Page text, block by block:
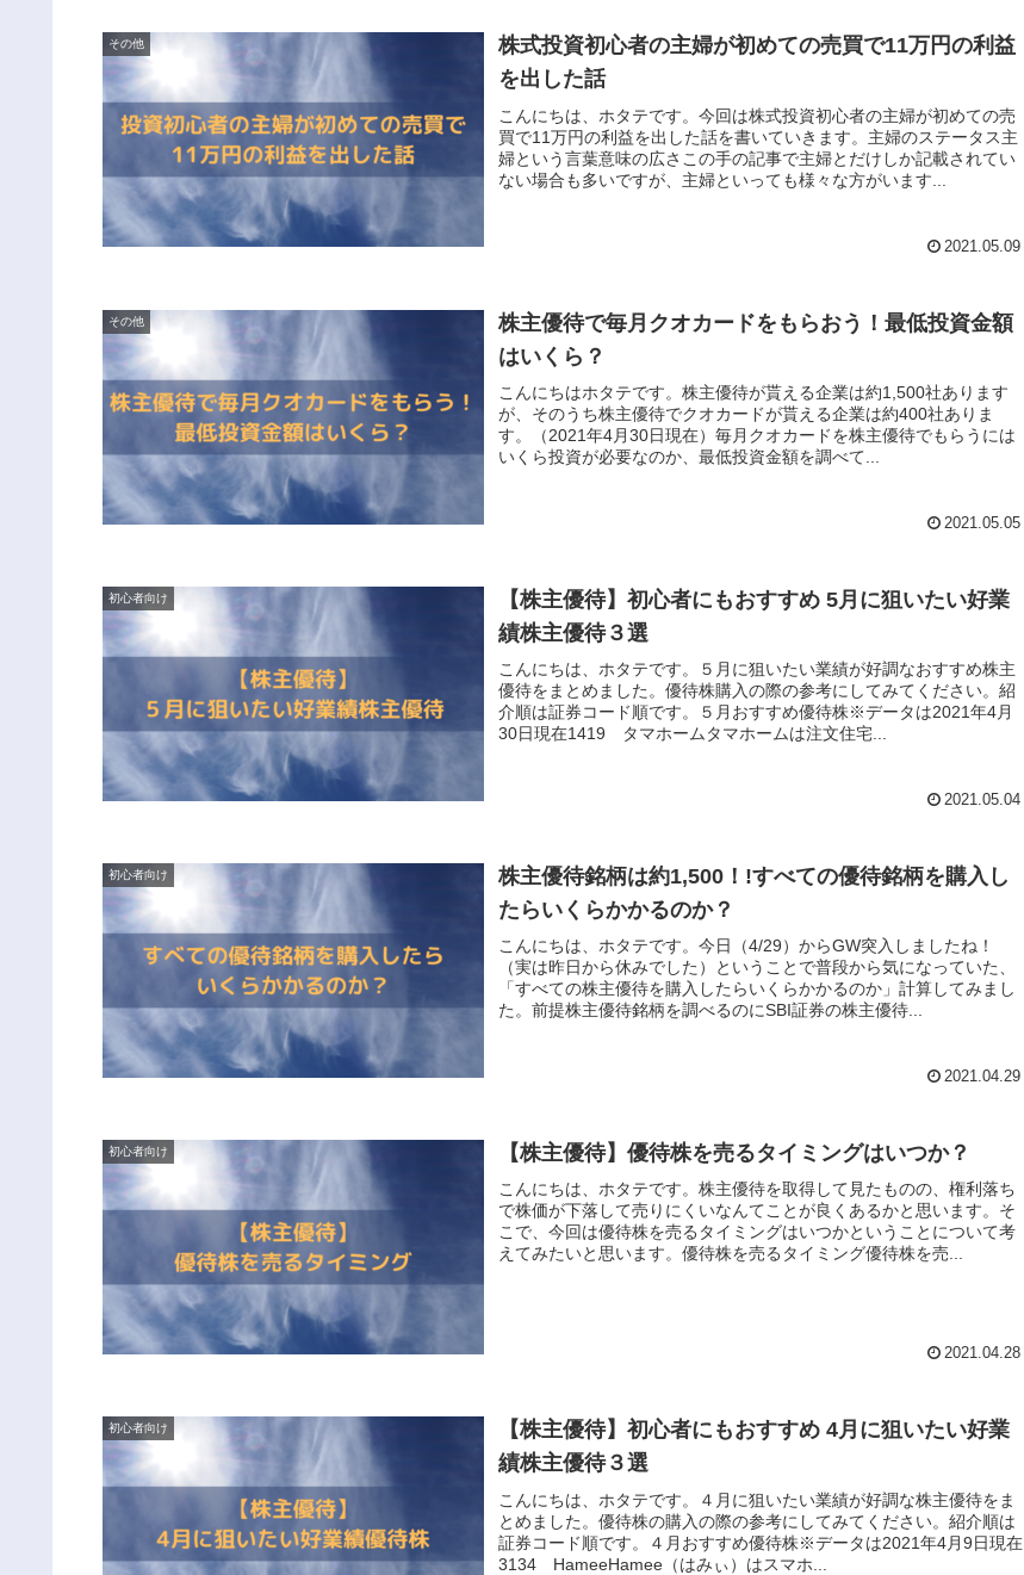
その他
株式投資初心者の主婦が初めての売買で11万円の利益
を出した話
こんにちは、ホタテです。今回は株式投資初心者の主婦が初めての売
買で11万円の利益を出した話を書いていきます。主婦のステータス主
婦という言葉意味の広さこの手の記事で主婦とだけしか記載されてい
ない場合も多いですが、主婦といっても様々な方がいます...
2021.05.09
その他
株主優待で毎月クオカードをもらおう！最低投資金額
はいくら？
こんにちはホタテです。株主優待が貰える企業は約1,500社あります
が、そのうち株主優待でクオカードが貰える企業は約400社ありま
す。（2021年4月30日現在）毎月クオカードを株主優待でもらうには
いくら投資が必要なのか、最低投資金額を調べて...
2021.05.05
初心者向け
【株主優待】初心者にもおすすめ 5月に狙いたい好業
績株主優待３選
こんにちは、ホタテです。５月に狙いたい業績が好調なおすすめ株主
優待をまとめました。優待株購入の際の参考にしてみてください。紹
介順は証券コード順です。５月おすすめ優待株※データは2021年4月
30日現在1419 タマホームタマホームは注文住宅...
2021.05.04
初心者向け
株主優待銘柄は約1,500！!すべての優待銘柄を購入し
たらいくらかかるのか？
こんにちは、ホタテです。今日（4/29）からGW突入しましたね！
（実は昨日から休みでした）ということで普段から気になっていた、
「すべての株主優待を購入したらいくらかかるのか」計算してみまし
た。前提株主優待銘柄を調べるのにSBI証券の株主優待...
2021.04.29
初心者向け 【株主優待】優待株を売るタイミングはいつか？
こんにちは、ホタテです。株主優待を取得して見たものの、権利落ち
で株価が下落して売りにくいなんてことが良くあるかと思います。そ
こで、今回は優待株を売るタイミングはいつかということについて考
えてみたいと思います。優待株を売るタイミング優待株を売...
2021.04.28
初心者向け
【株主優待】初心者にもおすすめ 4月に狙いたい好業
績株主優待３選
こんにちは、ホタテです。４月に狙いたい業績が好調な株主優待をま
とめました。優待株の購入の際の参考にしてみてください。紹介順は
証券コード順です。４月おすすめ優待株※データは2021年4月9日現在
3134 HameeHamee（はみぃ）はスマホ...